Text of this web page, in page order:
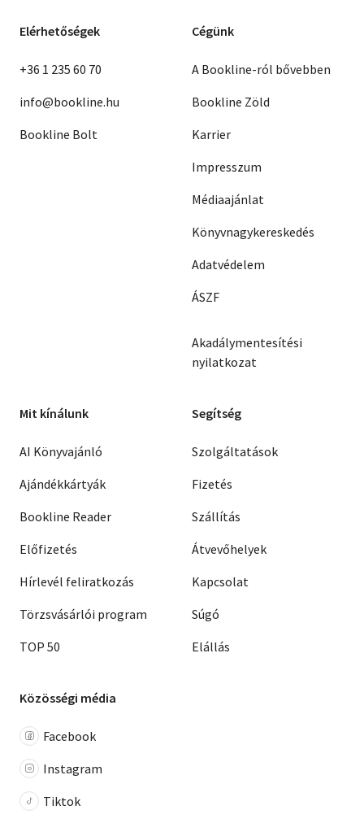
Elérhetőségek
+36 1 235 60 70
info@bookline.hu
Bookline Bolt
Cégünk
A Bookline-ról bővebben
Bookline Zöld
Karrier
Impresszum
Médiaajánlat
Könyvnagykereskedés
Adatvédelem
ÁSZF
Akadálymentesítési
nyilatkozat
Mit kínálunk
AI Könyvajánló
Ajándékkártyák
Bookline Reader
Előfizetés
Hírlevél feliratkozás
Törzsvásárlói program
TOP 50
Segítség
Szolgáltatások
Fizetés
Szállítás
Átvevőhelyek
Kapcsolat
Súgó
Elállás
Közösségi média
Facebook
Instagram
Tiktok